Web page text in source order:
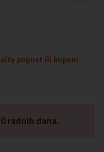
popust ili kupon!
radnih dana.